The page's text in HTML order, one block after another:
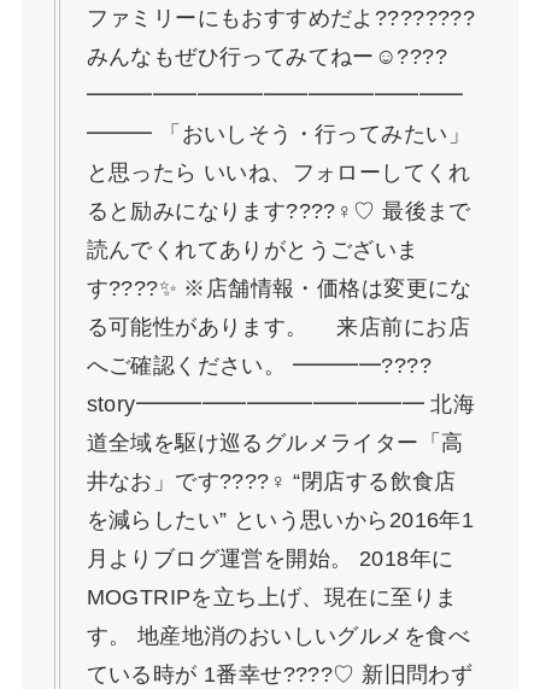
ファミリーにもおすすめだよ????????
みんなもぜひ行ってみてねー☺????
━━━━━━━━━━━━━━━━━
━━━ 「おいしそう・行ってみたい」
と思ったら いいね、フォローしてくれ
ると励みになります????‍♀️♡ 最後まで
読んでくれてありがとうございま
す????✨ ※店舗情報・価格は変更にな
る可能性があります。 来店前にお店
へご確認ください。 ━━━━????
story━━━━━━━━━━━━━ 北海
道全域を駆け巡るグルメライター「高
井なお」です????‍♀️ “閉店する飲食店
を減らしたい” という思いから2016年1
月よりブログ運営を開始。 2018年に
MOGTRIPを立ち上げ、現在に至りま
す。 地産地消のおいしいグルメを食べ
ている時が 1番幸せ????♡ 新旧問わず